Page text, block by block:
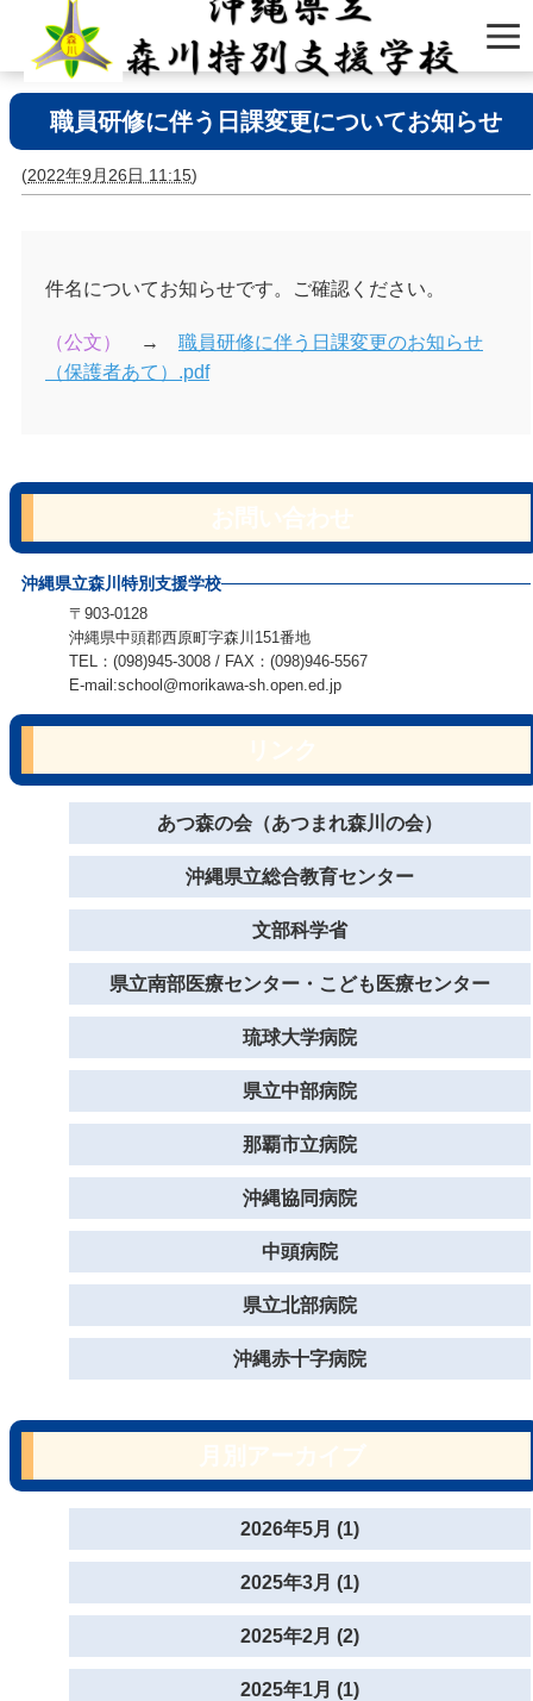
職員研修に伴う日課変更についてお知らせ
(2022年9月26日 11:15)
件名についてお知らせです。ご確認ください。
（公文） → 職員研修に伴う日課変更のお知らせ
（保護者あて）.pdf
沖縄県立森川特別支援学校
〒903-0128
沖縄県中頭郡西原町字森川151番地
TEL：(098)945-3008 / FAX：(098)946-5567
E-mail:school@morikawa-sh.open.ed.jp
あつ森の会（あつまれ森川の会）
沖縄県立総合教育センター
文部科学省
県立南部医療センター・こども医療センター
琉球大学病院
県立中部病院
那覇市立病院
沖縄協同病院
中頭病院
県立北部病院
沖縄赤十字病院
2026年5月 (1)
2025年3月 (1)
2025年2月 (2)
2025年1月 (1)